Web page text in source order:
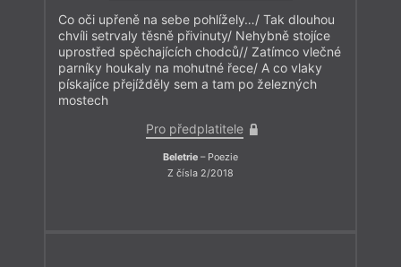
Co oči upřeně na sebe pohlížely…/ Tak dlouhou
chvíli setrvaly těsně přivinuty/ Nehybně stojíce
uprostřed spěchajících chodců// Zatímco vlečné
parníky houkaly na mohutné řece/ A co vlaky
pískajíce přejížděly sem a tam po železných
mostech
Pro předplatitele
Beletrie – Poezie
Z čísla 2/2018